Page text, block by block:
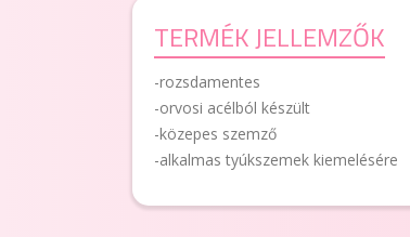
TERMÉK JELLEMZŐK
-rozsdamentes
-orvosi acélból készült
-közepes szemző
-alkalmas tyúkszemek kiemelésére